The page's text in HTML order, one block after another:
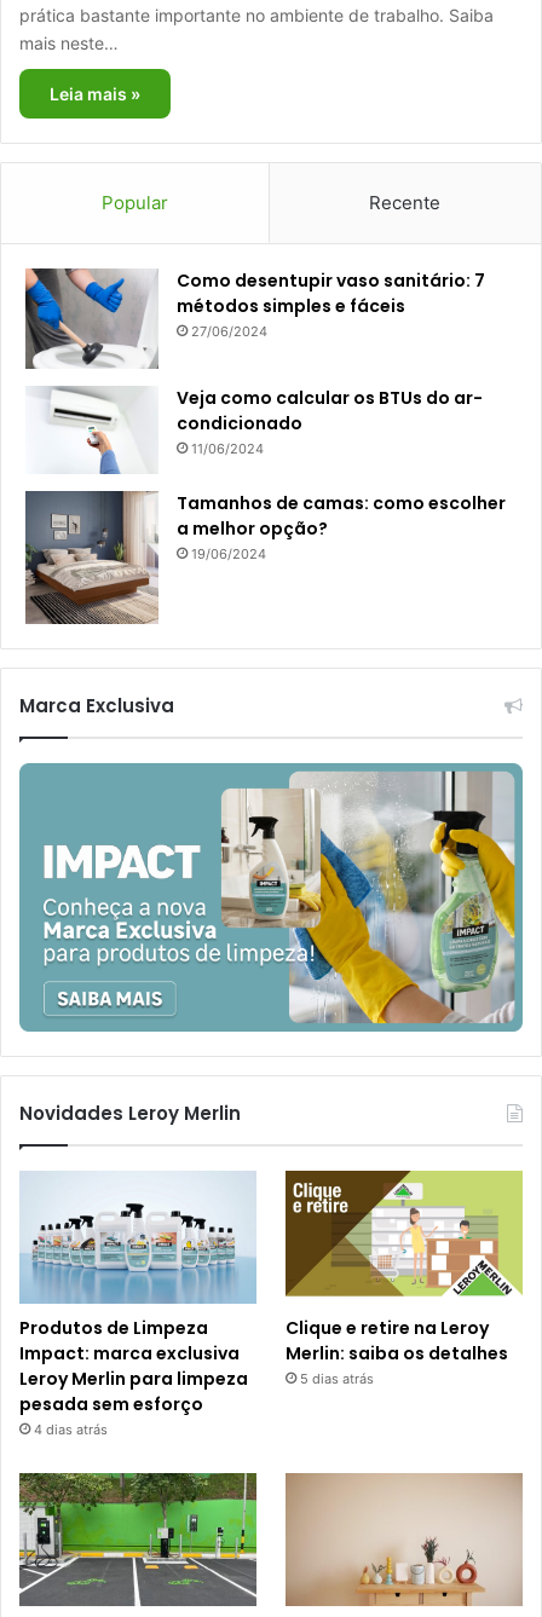
prática bastante importante no ambiente de trabalho. Saiba
mais neste…
Leia mais »
Popular Recente
Como desentupir vaso sanitário: 7
métodos simples e fáceis
27/06/2024
Veja como calcular os BTUs do ar-
condicionado
11/06/2024
Tamanhos de camas: como escolher
a melhor opção?
19/06/2024
Marca Exclusiva
Novidades Leroy Merlin
Produtos de Limpeza
Impact: marca exclusiva
Leroy Merlin para limpeza
pesada sem esforço
4 dias atrás
Clique e retire na Leroy
Merlin: saiba os detalhes
5 dias atrás